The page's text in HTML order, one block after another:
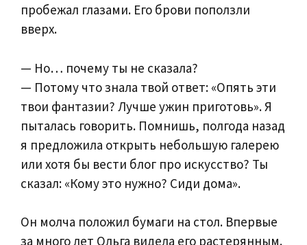
пробежал глазами. Его брови поползли
вверх.
— Но… почему ты не сказала?
— Потому что знала твой ответ: «Опять эти
твои фантазии? Лучше ужин приготовь». Я
пыталась говорить. Помнишь, полгода назад
я предложила открыть небольшую галерею
или хотя бы вести блог про искусство? Ты
сказал: «Кому это нужно? Сиди дома».
Он молча положил бумаги на стол. Впервые
за много лет Ольга видела его растерянным.